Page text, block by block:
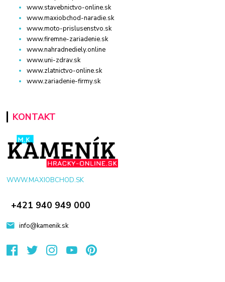
www.stavebnictvo-online.sk
www.maxiobchod-naradie.sk
www.moto-prislusenstvo.sk
www.firemne-zariadenie.sk
www.nahradnediely.online
www.uni-zdrav.sk
www.zlatnictvo-online.sk
www.zariadenie-firmy.sk
KONTAKT
WWW.MAXIOBCHOD.SK
+421 940 949 000
info@kamenik.sk